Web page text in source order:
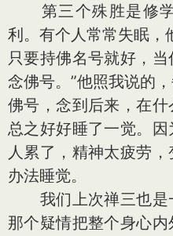
第三个殊胜是修学
利。有个人常常失眠，
只要持佛名号就好，
念佛号。”他照我说的
佛号，念到后来，在什
总之好好睡了一觉。因
人累了，精神太疲劳
办法睡觉。
我们上次禅三也是
那个疑情把整个身心内